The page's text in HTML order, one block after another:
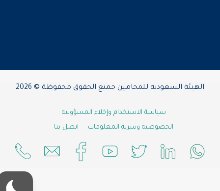
الهيئة السعودية للمحامين جميع الحقوق محفوظة © 2026
سياسة الاستخدام وإخلاء المسؤولية
الخصوصية وسرية المعلومات
اتصل بنا